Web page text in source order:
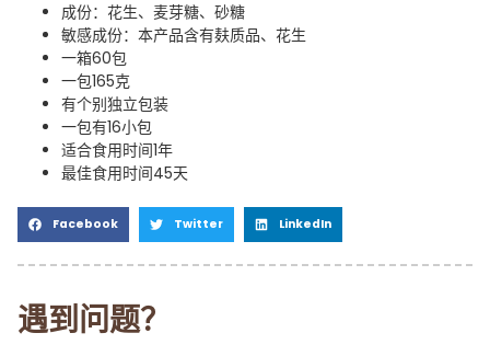
成份：花生、麦芽糖、砂糖
敏感成份：本产品含有麸质品、花生
一箱60包
一包165克
有个别独立包装
一包有16小包
适合食用时间1年
最佳食用时间45天
Facebook Twitter LinkedIn
遇到问题？